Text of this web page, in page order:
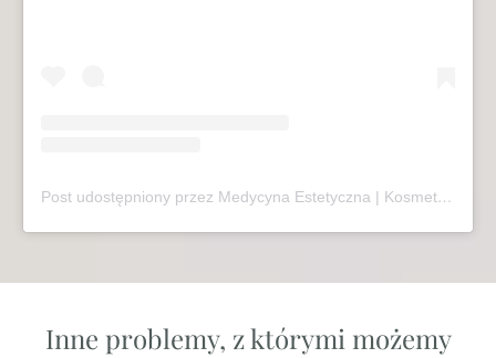
Post udostępniony przez Medycyna Estetyczna | Kosmetologia | Laseroterapia | Sopot (@mariivandezell)
Inne problemy, z którymi możemy